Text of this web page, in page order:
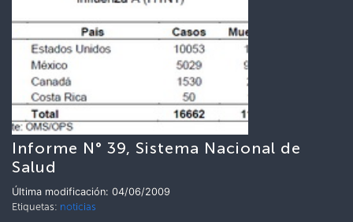
Informe N° 39, Sistema Nacional de
Salud
Última modificación: 04/06/2009
Etiquetas: noticias